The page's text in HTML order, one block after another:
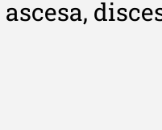
ascesa,